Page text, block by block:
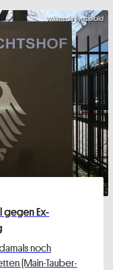
Wikimedia Symbolbild
gegen Ex-
noch
(Main-Tauber-